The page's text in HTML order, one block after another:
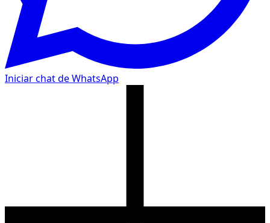
Iniciar chat de WhatsApp